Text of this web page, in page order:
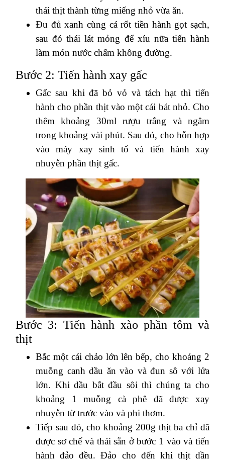
thái thịt thành từng miếng nhỏ vừa ăn.
Đu đủ xanh cùng cá rốt tiền hành gọt sạch,
sau đó thái lát mỏng để xíu nữa tiến hành
làm món nước chấm không đường.
Bước 2: Tiến hành xay gấc
Gấc sau khi đã bỏ vỏ và tách hạt thì tiến
hành cho phần thịt vào một cái bát nhỏ. Cho
thêm khoảng 30ml rượu trắng và ngâm
trong khoảng vài phút. Sau đó, cho hỗn hợp
vào máy xay sinh tố và tiến hành xay
nhuyễn phần thịt gấc.
Bước 3: Tiến hành xào phần tôm và
thịt
Bắc một cái chảo lớn lên bếp, cho khoảng 2
muỗng canh dầu ăn vào và đun sô với lửa
lớn. Khi dầu bắt đầu sôi thì chúng ta cho
khoảng 1 muỗng cà phê đã được xay
nhuyễn từ trước vào và phi thơm.
Tiếp sau đó, cho khoảng 200g thịt ba chỉ đã
được sơ chế và thái sẵn ở bước 1 vào và tiến
hành đảo đều. Đảo cho đến khi thịt dần